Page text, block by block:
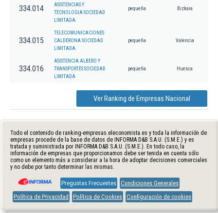
334.014
ASISTENCIAS Y
TECNOLOGIA SOCIEDAD
LIMITADA.
pequeña Bizkaia
334.015
TELECOMUNICACIONES
CALDERONA SOCIEDAD
LIMITADA.
pequeña Valencia
334.016
ASISTENCIA ALBERO Y
TRANSPORTES SOCIEDAD
LIMITADA
pequeña Huesca
Ver Ranking de Empresas Nacional
Todo el contenido de ranking-empresas.eleconomista.es y toda la información de
empresas procede de la base de datos de INFORMA D&B S.A.U. (S.M.E.) y es
tratada y suministrada por INFORMA D&B S.A.U. (S.M.E.). En todo caso, la
información de empresas que proporcionamos debe ser tenida en cuenta sólo
como un elemento más a considerar a la hora de adoptar decisiones comerciales
y no debe por tanto determinar las mismas.
Preguntas Frecuentes Condiciones Generales
Política de Privacidad
Política de Cookies Configuración de cookies